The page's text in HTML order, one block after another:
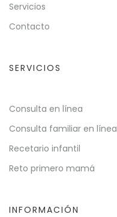
Servicios
Contacto
SERVICIOS
Consulta en línea
Consulta familiar en línea
Recetario infantil
Reto primero mamá
INFORMACIÓN